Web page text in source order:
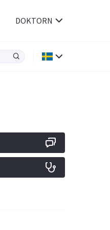
Sex & Samliv
Sömn & Stress
DOKTORN